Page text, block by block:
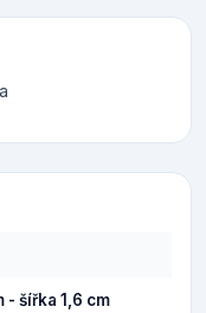
- šířka 1,6 cm